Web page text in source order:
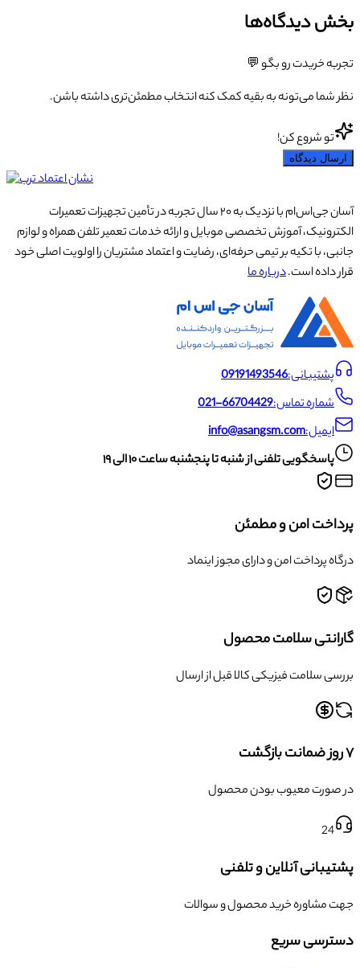
بخش دیدگاه‌ها
تجربه خریدت رو بگو 💬
نظر شما می‌تونه به بقیه کمک کنه انتخاب مطمئن‌تری داشته باشن.
تو شروع کن!
ارسال دیدگاه
آسان جی‌اس‌ام با نزدیک به ۲۰ سال تجربه در تأمین تجهیزات تعمیرات
الکترونیک، آموزش تخصصی موبایل و ارائه خدمات تعمیر تلفن همراه و لوازم
جانبی، با تکیه بر تیمی حرفه‌ای، رضایت و اعتماد مشتریان را اولویت اصلی خود
قرار داده است.درباره ما
پشتیبانی:09191493546
شماره تماس:021-66704429
ایمیل:info@asangsm.com
پاسخگویی تلفنی از شنبه تا پنجشنبه ساعت ۱۰ الی ۱۹
پرداخت امن و مطمئن
درگاه پرداخت امن و دارای مجوز اینماد
گارانتی سلامت محصول
بررسی سلامت فیزیکی کالا قبل از ارسال
۷ روز ضمانت بازگشت
در صورت معیوب بودن محصول
24
پشتیبانی آنلاین و تلفنی
جهت مشاوره خرید محصول و سوالات
دسترسی سریع